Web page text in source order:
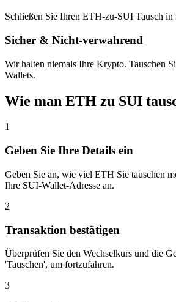
Schließen Sie Ihren ETH-zu-SUI Tausch
Sicher & Nicht-verwahrend
Wir halten niemals Ihre Krypto. Tauschen
Wallets.
Wie man ETH zu SUI
1
Geben Sie Ihre Details ein
Geben Sie an, wie viel ETH Sie tauschen
Ihre SUI-Wallet-Adresse an.
2
Transaktion bestätigen
Überprüfen Sie den Wechselkurs und die
'Tauschen', um fortzufahren.
3